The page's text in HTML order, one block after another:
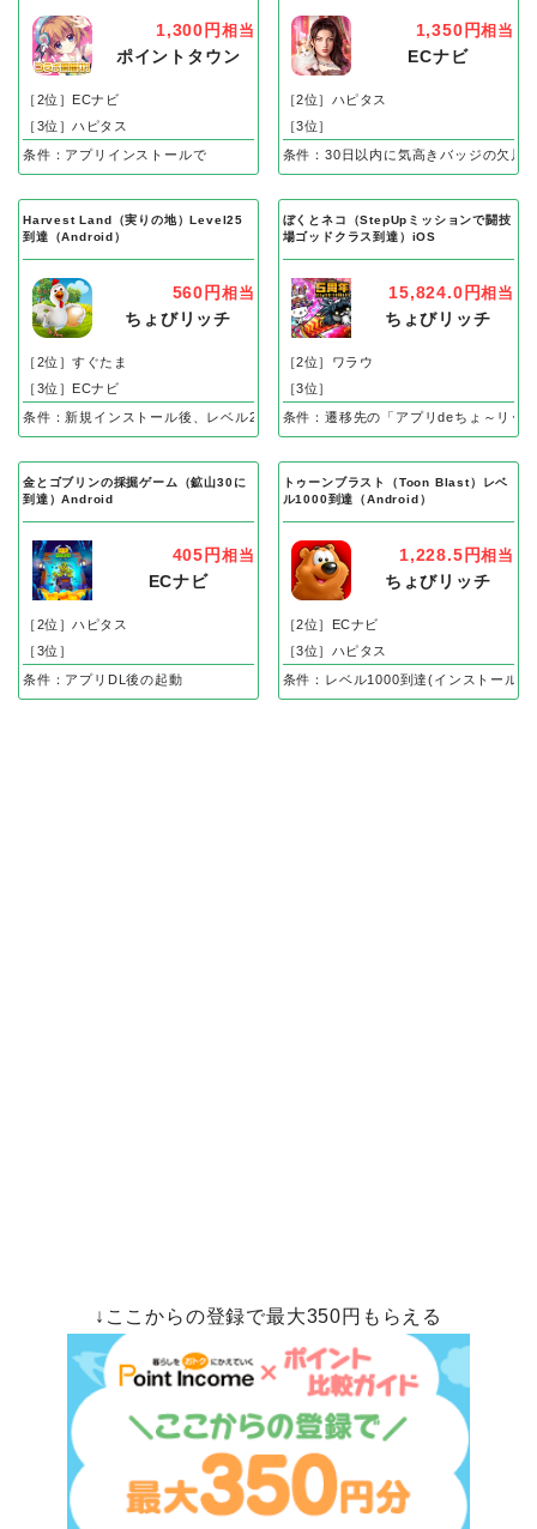
1,300円 相当
ポイントタウン
［2位］ECナビ
［3位］ハピタス
条件：アプリインストールで
1,350円相当
ECナビ
［2位］ハピタス
［3位］
条件：30日以内に気高きバッジの欠片
Harvest Land（実りの地）Level25
到達（Android）
560円 相当
ちょびリッチ
［2位］すぐたま
［3位］ECナビ
条件：新規インストール後、レベル25到達で成果
ぼくとネコ（StepUpミッションで闘技
場ゴッドクラス到達）iOS
15,824.0円相当
ちょびリッチ
［2位］ワラウ
［3位］
条件：遷移先の「アプリdeちょ～リッ
金とゴブリンの採掘ゲーム（鉱山30に
到達）Android
405円 相当
ECナビ
［2位］ハピタス
［3位］
条件：アプリDL後の起動
トゥーンブラスト（Toon Blast）レベ
ル1000到達（Android）
1,228.5円相当
ちょびリッチ
［2位］ECナビ
［3位］ハピタス
条件：レベル1000到達(インストール後
↓ここからの登録で最大350円もらえる